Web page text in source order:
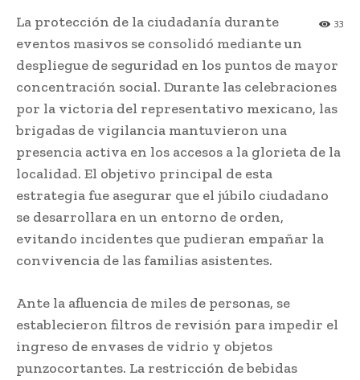
33
La protección de la ciudadanía durante
eventos masivos se consolidó mediante un
despliegue de seguridad en los puntos de mayor
concentración social. Durante las celebraciones
por la victoria del representativo mexicano, las
brigadas de vigilancia mantuvieron una
presencia activa en los accesos a la glorieta de la
localidad. El objetivo principal de esta
estrategia fue asegurar que el júbilo ciudadano
se desarrollara en un entorno de orden,
evitando incidentes que pudieran empañar la
convivencia de las familias asistentes.
Ante la afluencia de miles de personas, se
establecieron filtros de revisión para impedir el
ingreso de envases de vidrio y objetos
punzocortantes. La restricción de bebidas